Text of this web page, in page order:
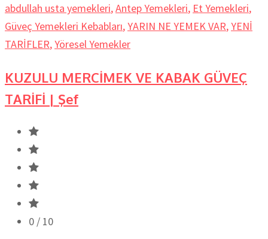
abdullah usta yemekleri,Antep Yemekleri, Et Yemekleri,
Güveç Yemekleri Kebabları,YARIN NE YEMEK VAR,YENİ
TARİFLER,Yöresel Yemekler
KUZULU MERCİMEK VE KABAK GÜVEÇ
TARİFİ | Şef
0 / 10